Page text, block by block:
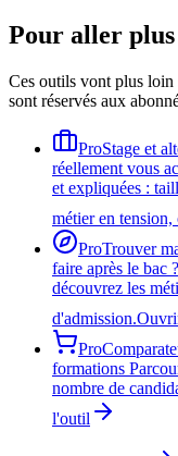
Pour aller
Ces outils vont plus loin
sont réservés aux
ProStage et
réellement vous
et expliquées :
métier en
ProTrouver
faire après le bac
découvrez les
d'admission.
Pro
formations
nombre de
l'outil